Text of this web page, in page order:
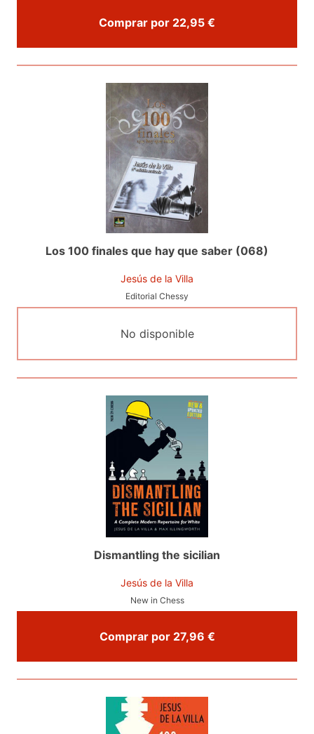
Comprar por 22,95 €
Los 100 finales que hay que saber (068)
Jesús de la Villa
Editorial Chessy
No disponible
Dismantling the sicilian
Jesús de la Villa
New in Chess
Comprar por 27,96 €